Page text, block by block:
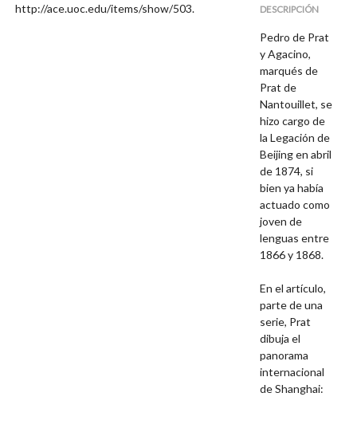
http://ace.uoc.edu/items/show/503. DESCRIPCIÓN
Pedro de Prat
y Agacino,
marqués de
Prat de
Nantouillet, se
hizo cargo de
la Legación de
Beijing en abril
de 1874, si
bien ya había
actuado como
joven de
lenguas entre
1866 y 1868.
En el artículo,
parte de una
serie, Prat
dibuja el
panorama
internacional
de Shanghai: